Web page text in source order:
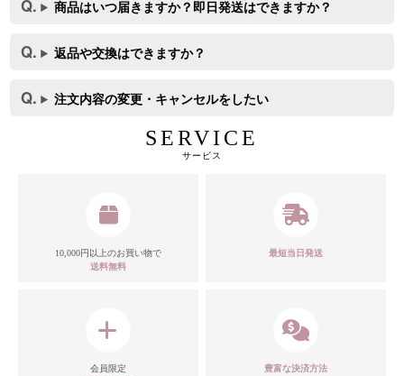
商品はいつ届きますか？即日発送はできますか？
返品や交換はできますか？
注文内容の変更・キャンセルをしたい
SERVICE
サービス
10,000円以上のお買い物で
送料無料
最短当日発送
会員限定
豊富な決済方法